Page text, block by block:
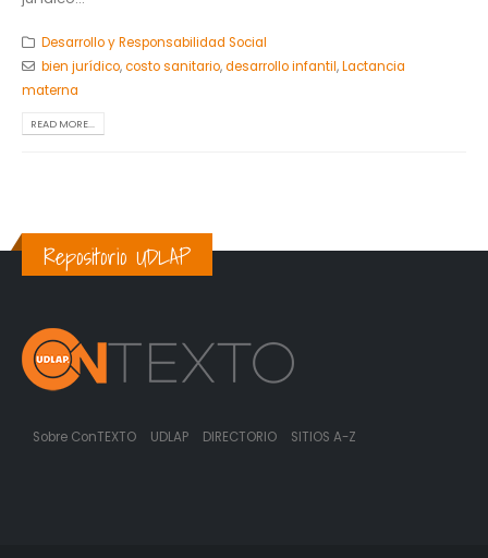
Desarrollo y Responsabilidad Social
bien jurídico,costo sanitario,desarrollo infantil,Lactancia
materna
READ MORE...
Repositorio UDLAP
Sobre ConTEXTO UDLAP DIRECTORIO SITIOS A-Z